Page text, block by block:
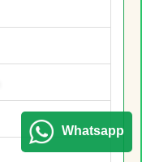
Whatsapp